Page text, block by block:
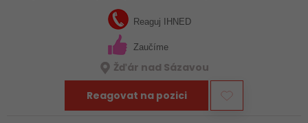
Jsme Sanborn stabilní firma s dlouholetou tradicí a moderním
strojním vybavením.…
Reaguj IHNED
Zaučíme
Žďár nad Sázavou
Reagovat na pozici